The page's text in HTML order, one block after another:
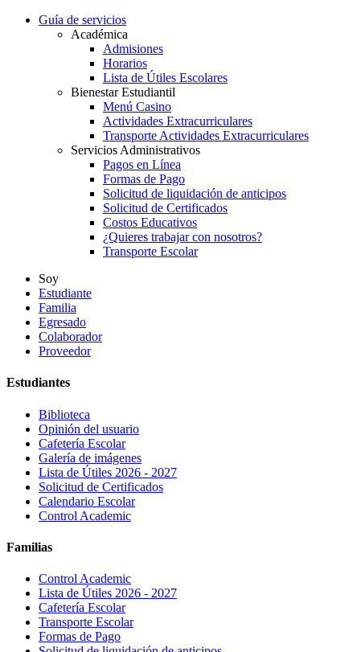
Guía de servicios
Académica
Admisiones
Horarios
Lista de Útiles Escolares
Bienestar Estudiantil
Menú Casino
Actividades Extracurriculares
Transporte Actividades Extracurriculares
Servicios Administrativos
Pagos en Línea
Formas de Pago
Solicitud de liquidación de anticipos
Solicitud de Certificados
Costos Educativos
¿Quieres trabajar con nosotros?
Transporte Escolar
Soy
Estudiante
Familia
Egresado
Colaborador
Proveedor
Estudiantes
Biblioteca
Opinión del usuario
Cafetería Escolar
Galería de imágenes
Lista de Útiles 2026 - 2027
Solicitud de Certificados
Calendario Escolar
Control Academic
Familias
Control Academic
Lista de Útiles 2026 - 2027
Cafetería Escolar
Transporte Escolar
Formas de Pago